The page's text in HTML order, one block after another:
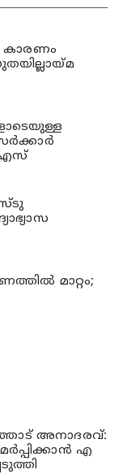
കാരണം
എസ്
മാറ്റം;
അനാദരവ്:
എ